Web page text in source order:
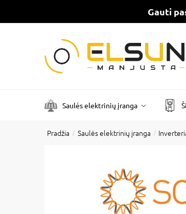
Gauti
Saulės elektrinių įranga
Pradžia / Saulės elektrinių įranga /